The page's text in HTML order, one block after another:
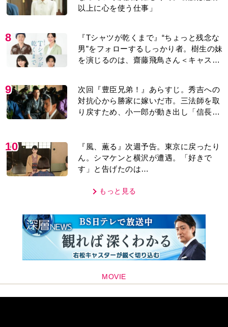
以上に心を使う仕事」
8
『Tシャツが乾くまで』“ちょっと残念な
男”をフォローするしっかり者。樹生の妹
を演じるのは、齋藤飛鳥さん＜キャスト
9
次回『豊臣兄弟！』あらすじ。秀吉への
対抗心から勝家に嫁いだ市。三法師を取
り戻すため、小一郎が動き出し「信長の
10
『風、薫る』次週予告。東京に戻ったり
ん。シマケンと横沢が遭遇。「好きで
す」と告げたのは…
もっと見る
MOVIE